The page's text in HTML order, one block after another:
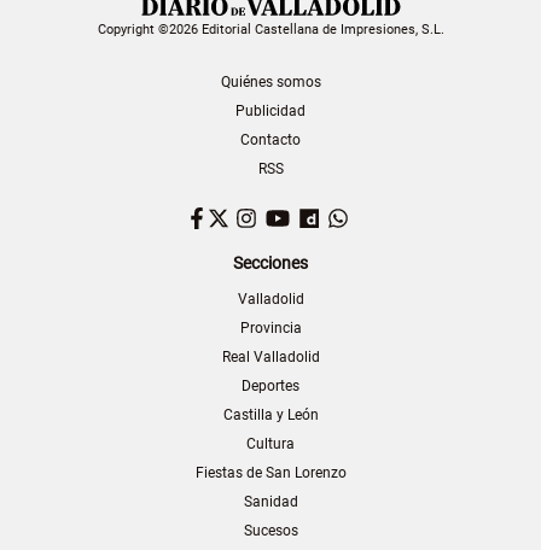
Copyright ©2026 Editorial Castellana de Impresiones, S.L.
Quiénes somos
Publicidad
Contacto
RSS
Facebook
TwitterInstagram
YouTubeDailymotion
Secciones
Valladolid
Provincia
Real Valladolid
Deportes
Castilla y León
Cultura
Fiestas de San Lorenzo
Sanidad
Sucesos